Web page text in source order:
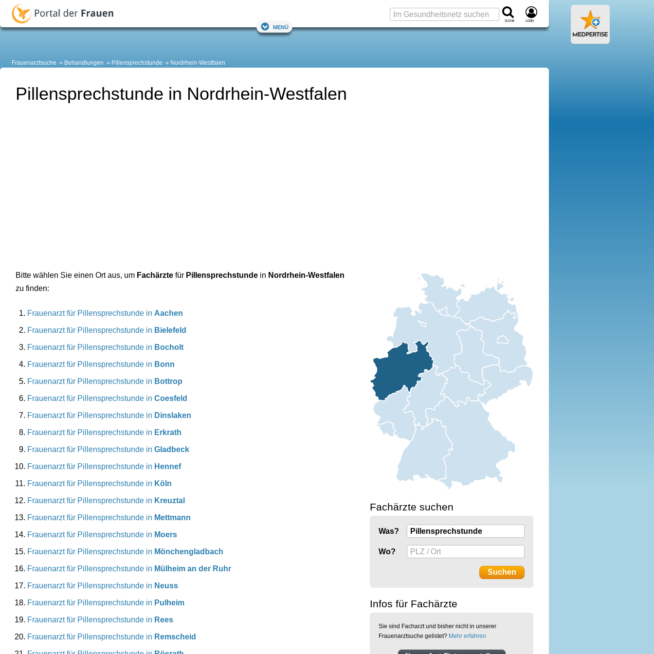
Suche Login
Menü
Frauenarztsuche Behandlungen Pillensprechstunde Nordrhein-Westfalen
Pillensprechstunde in Nordrhein-Westfalen
Bitte wählen Sie einen Ort aus, um Fachärzte für Pillensprechstunde in Nordrhein-Westfalen
zu finden:
Frauenarzt für Pillensprechstunde in Aachen
Frauenarzt für Pillensprechstunde in Bielefeld
Frauenarzt für Pillensprechstunde in Bocholt
Frauenarzt für Pillensprechstunde in Bonn
Frauenarzt für Pillensprechstunde in Bottrop
Frauenarzt für Pillensprechstunde in Coesfeld
Frauenarzt für Pillensprechstunde in Dinslaken
Frauenarzt für Pillensprechstunde in Erkrath
Frauenarzt für Pillensprechstunde in Gladbeck
Frauenarzt für Pillensprechstunde in Hennef
Frauenarzt für Pillensprechstunde in Köln
Frauenarzt für Pillensprechstunde in Kreuztal
Frauenarzt für Pillensprechstunde in Mettmann
Frauenarzt für Pillensprechstunde in Moers
Frauenarzt für Pillensprechstunde in Mönchengladbach
Frauenarzt für Pillensprechstunde in Mülheim an der Ruhr
Frauenarzt für Pillensprechstunde in Neuss
Frauenarzt für Pillensprechstunde in Pulheim
Frauenarzt für Pillensprechstunde in Rees
Frauenarzt für Pillensprechstunde in Remscheid
Fachärzte suchen
Was?
Wo?
Infos für Fachärzte
Sie sind Facharzt und bisher nicht in unserer
Frauenarztsuche gelistet? Mehr erfahren